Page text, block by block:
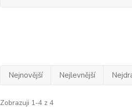
Nejnovější Nejlevnější
Zobrazuji 1-4 z 4